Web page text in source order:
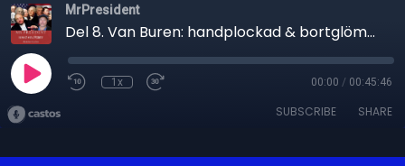
MrPresident
Del 8. Van Buren: handplockad & bortglömd: POTUS#8
1x 00:00 / 00:45:46
SUBSCRIBE SHARE